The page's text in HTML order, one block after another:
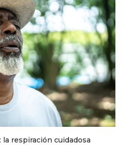
respiración cuidadosa